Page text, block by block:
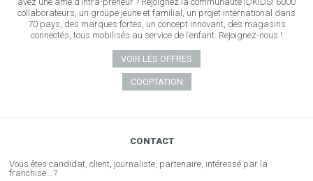
collaborateurs, un groupe jeune et familial, un projet international dans
70 pays, des marques fortes, un concept innovant, des magasins
connectés, tous mobilisés au service de l’enfant. Rejoignez-nous !
VOIR LES OFFRES
COOPTATION
CONTACT
Vous êtes candidat, client, journaliste, partenaire, intéressé par la
franchise… ?